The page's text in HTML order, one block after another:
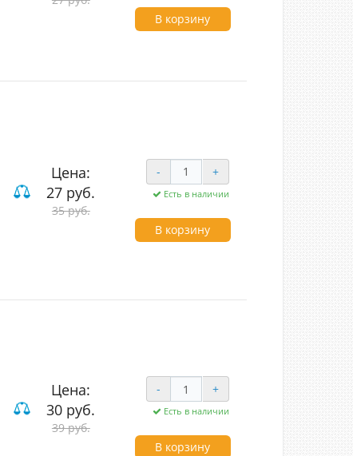
В корзину
Цена:
27 руб.
35 руб.
- +
Есть в наличии
В корзину
Цена:
30 руб.
39 руб.
- +
Есть в наличии
В корзину